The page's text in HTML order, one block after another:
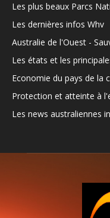
Les plus beaux Parcs
Les dernières infos Whv
Australie de l'Ouest -
Les états et les
Economie du pays de la
Protection et atteinte à
Les news australiennes